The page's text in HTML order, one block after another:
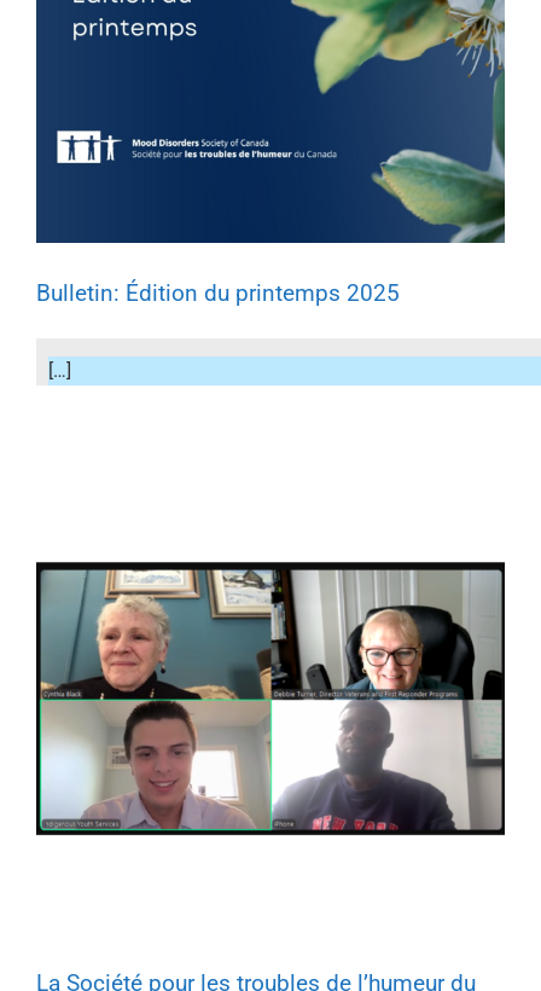
Bulletin: Édition du printemps 2025
[…]
La Société pour les troubles de l’humeur du